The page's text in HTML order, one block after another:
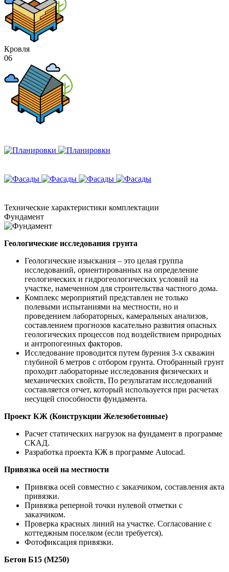
Кровля
06
Технические характеристики комплектации
Фундамент
Геологические исследования грунта
Геологические изыскания – это целая группа
исследований, ориентированных на определение
геологических и гидрогеологических условий на
участке, намеченном для строительства частного дома.
Комплекс мероприятий представлен не только
полевыми испытаниями на местности, но и
проведением лабораторных, камеральных анализов,
составлением прогнозов касательно развития опасных
геологических процессов под воздействием природных
и антропогенных факторов.
Исследование проводится путем бурения 3-х скважин
глубиной 6 метров с отбором грунта. Отобранный грунт
проходит лабораторные исследования физических и
механических свойств, По результатам исследований
составляется отчет, который используется при расчетах
несущей способности фундамента.
Проект КЖ (Конструкции Железобетонные)
Расчет статических нагрузок на фундамент в программе
СКАД.
Разработка проекта КЖ в программе Autocad.
Привязка осей на местности
Привязка осей совместно с заказчиком, составления акта
привязки.
Привязка реперной точки нулевой отметки с
заказчиком.
Проверка красных линий на участке. Согласование с
коттеджным поселком (если требуется).
Фотофиксация привязки.
Бетон Б15 (М250)